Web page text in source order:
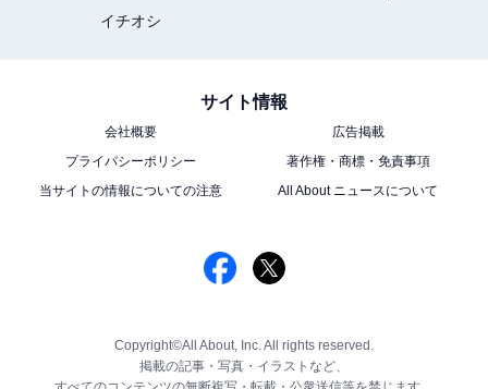
イチオシ
サイト情報
会社概要
広告掲載
プライバシーポリシー
著作権・商標・免責事項
当サイトの情報についての注意
All About ニュースについて
Copyright©All About, Inc. All rights reserved.
掲載の記事・写真・イラストなど、